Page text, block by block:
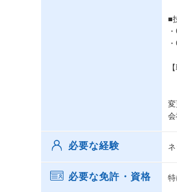
■
必要な経験
必要な免許・資格 特